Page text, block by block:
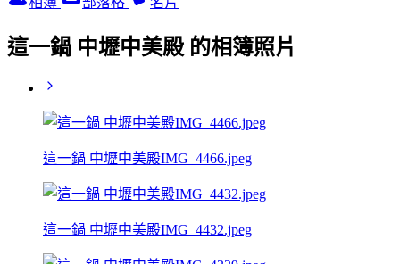
這一鍋 中壢中美殿 的相簿照片
這一鍋 中壢中美殿IMG_4466.jpeg
這一鍋 中壢中美殿IMG_4432.jpeg